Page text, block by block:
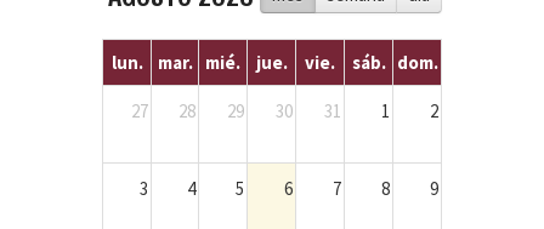
lun. mar. mié. jue. vie. sáb. dom.
27 28 29 30 31 1 2
3 4 5 6 7 8 9